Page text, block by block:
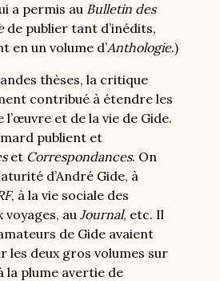
a permis au Bulletin des
de publier tant d’inédits,
en un volume d’Anthologie.)
thèses, la critique
contribué à étendre les
l’œuvre et de la vie de Gide.
publient et
et Correspondances. On
d’André Gide, à
, à la vie sociale des
voyages, auJournal, etc. Il
de Gide avaient
les deux gros volumes sur
la plume avertie de